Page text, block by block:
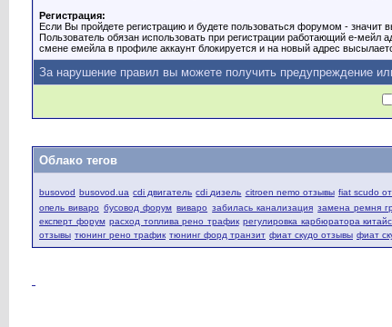
Регистрация:
Если Вы пройдете регистрацию и будете пользоваться форумом - значит
Пользователь обязан использовать при регистрации работающий е-
смене емейла в профиле аккаунт блокируется и на новый адрес
За нарушение правил вы можете получить предупреждение
Облако тегов
busovod busovod.ua cdi двигатель cdi дизель citroen nemo отзывы fiat scudo
опель виваро бусовод форум виваро забилась канализация замена ремня
експерт форум расход топлива рено трафик регулировка карбюратора
отзывы тюнинг рено трафик тюнинг форд транзит фиат скудо отзывы фиат